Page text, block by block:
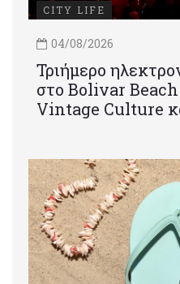
CITY LIFE
04/08/2026
Τριήμερο
στο Bolivar
Vintage Culture